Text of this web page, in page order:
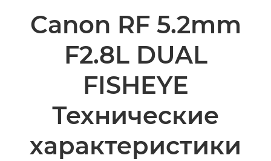
Объектив Canon RF 5.2mm F2.8L Dual Fisheye
Canon RF 5.2mm
F2.8L DUAL
FISHEYE
Технические
характеристики